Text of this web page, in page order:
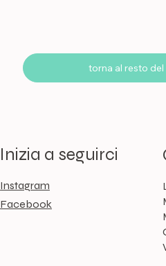
torna al resto
Inizia a seguirci
Instagram
Facebook